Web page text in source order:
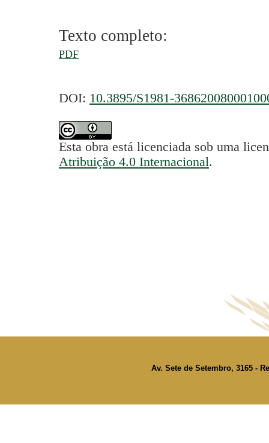
Texto completo:
PDF
DOI: 10.3895/S1981-
Esta obra está licenciada sob uma
Atribuição 4.0 Internacional.
Av. Sete de Setembro, 3165 -